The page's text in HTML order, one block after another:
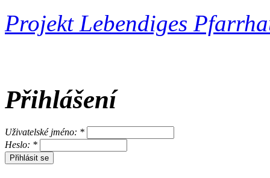
Projekt Lebendiges
Přihlášení
Uživatelské jméno: *
Heslo: *